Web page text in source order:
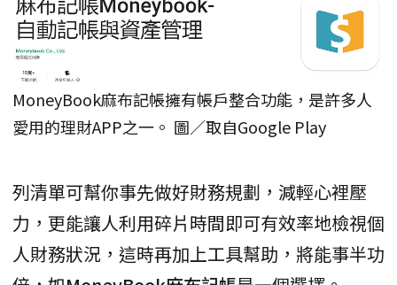
MoneyBook麻布記帳擁有帳戶整合功能，是許多人
愛用的理財APP之一。 圖／取自Google Play
列清單可幫你事先做好財務規劃，減輕心裡壓
力，更能讓人利用碎片時間即可有效率地檢視個
人財務狀況，這時再加上工具幫助，將能事半功